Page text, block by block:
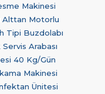
Makinesi
Alttan Motorlu
Tipi Buzdolabı
Arabası
40 Kg/Gün
Makinesi
Ünitesi